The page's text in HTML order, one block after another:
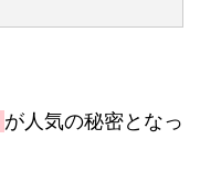
が人気の秘密となっ